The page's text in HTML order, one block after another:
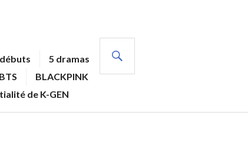
5 dramas
BTS
BLACKPINK
de K-GEN